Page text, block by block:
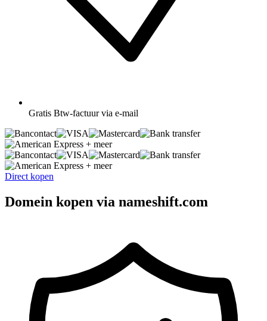
Gratis Btw-factuur via e-mail
+ meer
+ meer
Direct kopen
Domein kopen via nameshift.com